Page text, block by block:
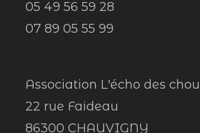
05 49 56 59 28
07 89 05 55 99
Association L'écho des
22 rue Faideau
86300 CHAUVIGNY